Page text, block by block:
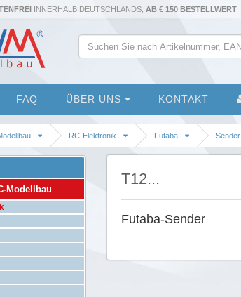
INNERHALB DEUTSCHLANDS, AB € 150 BESTELLWERT
FAQ ÜBER UNS KONTAKT
RC-Elektronik Futaba Sender
T12...
Futaba-Sender
Modellbau